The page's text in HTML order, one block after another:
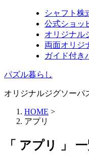
シャフト株
公式ショッ
オリジナル
両面オリジ
ガイド付き
パズル暮らし
オリジナルジグソーパ
HOME >
アプリ
「 アプリ 」